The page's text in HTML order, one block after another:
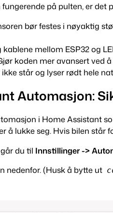
på pulten, er det
bør festes i nøyaktig
kablene mellom ESP32 og
koden mer avansert ved
står og lyser rødt hele
Automasjon:
i Home Assistant
å lukke seg. Hvis bilen
du til Innstillinger ->
nedenfor.(Husk å bytte ut